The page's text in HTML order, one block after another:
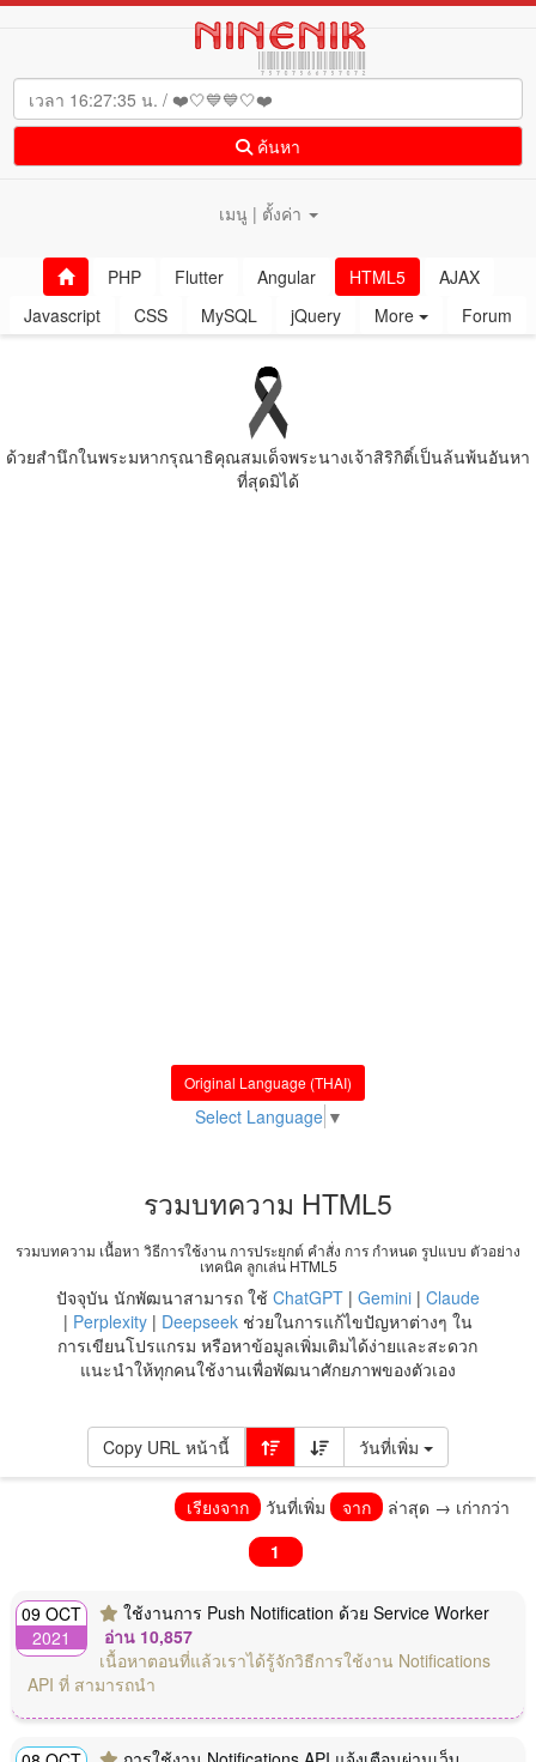
ค้นหา
เมนู | ตั้งค่า
PHP Flutter Angular HTML5
AJAX
Javascript
CSS MySQL jQuery More Forum
ด้วยสํานึกในพระมหากรุณาธิคุณสมเด็จพระนางเจ้าสิริกิติ์เป็นล้นพ้นอันหา
ที่สุดมิได้
Original Language (THAI)
Select Language ▼
รวมบทความ HTML5
รวมบทความ เนื้อหา วิธีการใช้งาน การประยุกต์ คำสั่ง การ กำหนด รูปแบบ ตัวอย่าง
เทคนิค ลูกเล่น HTML5
ปัจจุบัน นักพัฒนาสามารถ ใช้ ChatGPT| Gemini| Claude
| Perplexity| Deepseekช่วยในการแก้ไขปัญหาต่างๆ ใน
การเขียนโปรแกรม หรือหาข้อมูลเพิ่มเติมได้ง่ายและสะดวก
แนะนำให้ทุกคนใช้งานเพื่อพัฒนาศักยภาพของตัวเอง
Copy URL หน้านี้ วันที่เพิ่ม
09 OCT
2021
ใช้งานการ Push Notification ด้วย Service Worker
อ่าน 10,857
เนื้อหาตอนที่แล้วเราได้รู้จักวิธีการใช้งาน Notifications
API ที่ สามารถนำ
เรียงจาก วันที่เพิ่ม จาก ล่าสุด → เก่ากว่า
1